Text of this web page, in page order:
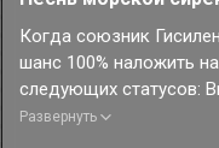
от своей силы атаки.
за ход или после
повторно вызвать
Зона длится 3 хода, и
Когда союзник
шанс 100% наложить
следующих статусов:
Горение или Шок. В
Развернуть